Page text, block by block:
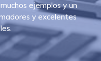
ejemplos y un
y excelentes